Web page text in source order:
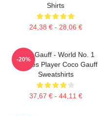
Shirts
24,38 € - 28,06 €
Coco Gauff - World No. 1
Doubles Player Coco Gauff
Sweatshirts
37,67 € - 44,11 €
-20%